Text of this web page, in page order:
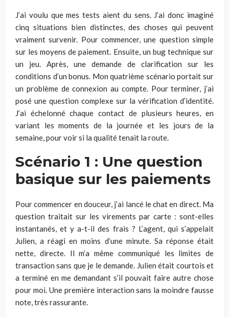
J’ai voulu que mes tests aient du sens. J’ai donc imaginé
cinq situations bien distinctes, des choses qui peuvent
vraiment survenir. Pour commencer, une question simple
sur les moyens de paiement. Ensuite, un bug technique sur
un jeu. Après, une demande de clarification sur les
conditions d’un bonus. Mon quatrième scénario portait sur
un problème de connexion au compte. Pour terminer, j’ai
posé une question complexe sur la vérification d’identité.
J’ai échelonné chaque contact de plusieurs heures, en
variant les moments de la journée et les jours de la
semaine, pour voir si la qualité tenait la route.
Scénario 1 : Une question
basique sur les paiements
Pour commencer en douceur, j’ai lancé le chat en direct. Ma
question traitait sur les virements par carte : sont-elles
instantanés, et y a-t-il des frais ? L’agent, qui s’appelait
Julien, a réagi en moins d’une minute. Sa réponse était
nette, directe. Il m’a même communiqué les limites de
transaction sans que je le demande. Julien était courtois et
a terminé en me demandant s’il pouvait faire autre chose
pour moi. Une première interaction sans la moindre fausse
note, très rassurante.